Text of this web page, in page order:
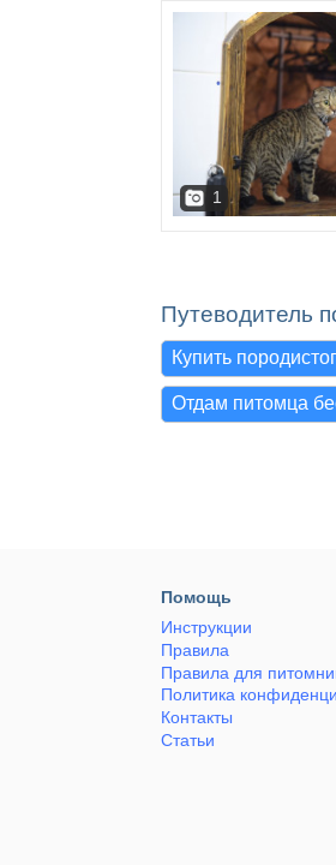
1
Путеводитель
Купить
Отдам питомца
Помощь
Инструкции
Правила
Правила для
Политика
Контакты
Статьи